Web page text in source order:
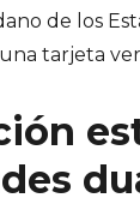
de los
tarjeta